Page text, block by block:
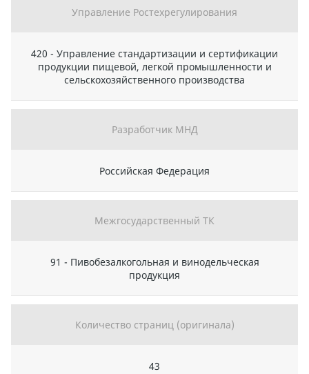
Управление Ростехрегулирования
420 - Управление стандартизации и сертификации
продукции пищевой, легкой промышленности и
сельскохозяйственного производства
Разработчик МНД
Российская Федерация
Межгосударственный ТК
91 - Пивобезалкогольная и винодельческая
продукция
Количество страниц (оригинала)
43